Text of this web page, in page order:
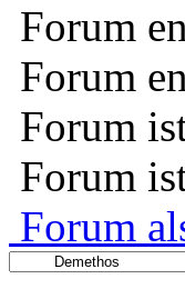
Forum
Forum
Forum
Forum
Forum